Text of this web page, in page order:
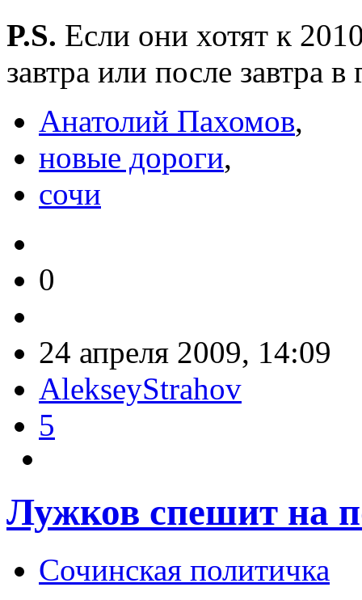
P.S. Если они хотят к
завтра или после завтра
Анатолий Пахомов,
новые дороги,
сочи
0
24 апреля 2009, 14:09
AlekseyStrahov
5
Лужков спешит на
Сочинская политичка